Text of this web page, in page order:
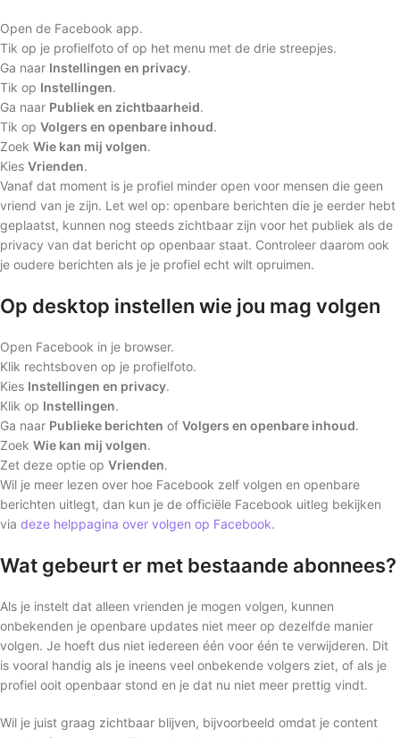
Open de Facebook app.
Tik op je profielfoto of op het menu met de drie streepjes.
Ga naar Instellingen en privacy.
Tik op Instellingen.
Ga naar Publiek en zichtbaarheid.
Tik op Volgers en openbare inhoud.
Zoek Wie kan mij volgen.
Kies Vrienden.
Vanaf dat moment is je profiel minder open voor mensen die geen
vriend van je zijn. Let wel op: openbare berichten die je eerder hebt
geplaatst, kunnen nog steeds zichtbaar zijn voor het publiek als de
privacy van dat bericht op openbaar staat. Controleer daarom ook
je oudere berichten als je je profiel echt wilt opruimen.
Op desktop instellen wie jou mag volgen
Open Facebook in je browser.
Klik rechtsboven op je profielfoto.
Kies Instellingen en privacy.
Klik op Instellingen.
Ga naar Publieke berichten of Volgers en openbare inhoud.
Zoek Wie kan mij volgen.
Zet deze optie op Vrienden.
Wil je meer lezen over hoe Facebook zelf volgen en openbare
berichten uitlegt, dan kun je de officiële Facebook uitleg bekijken
via deze helppagina over volgen op Facebook.
Wat gebeurt er met bestaande abonnees?
Als je instelt dat alleen vrienden je mogen volgen, kunnen
onbekenden je openbare updates niet meer op dezelfde manier
volgen. Je hoeft dus niet iedereen één voor één te verwijderen. Dit
is vooral handig als je ineens veel onbekende volgers ziet, of als je
profiel ooit openbaar stond en je dat nu niet meer prettig vindt.
Wil je juist graag zichtbaar blijven, bijvoorbeeld omdat je content